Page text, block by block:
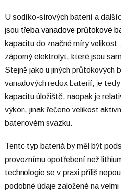
U sodíko-sírových baterií a
jsou třeba vanadové průtokové
kapacitu do značné míry velikost
záporný elektrolyt, které jsou
Stejně jako u jiných průtokových
vanadových redox baterií, je
kapacitu úložiště, naopak je
výkon, jinak řečeno velikost
bateriovém svazku.
Tento typ bateriá by měl být
provoznímu opotřebení než
technologie se v praxi příliš
podobné údaje založené na